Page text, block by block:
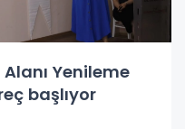
Yenileme
başlıyor